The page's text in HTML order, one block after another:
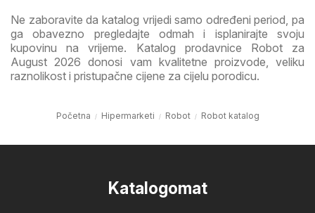
Ne zaboravite da katalog vrijedi samo određeni period, pa
ga obavezno pregledajte odmah i isplanirajte svoju
kupovinu na vrijeme. Katalog prodavnice Robot za
August 2026 donosi vam kvalitetne proizvode, veliku
raznolikost i pristupačne cijene za cijelu porodicu.
Početna Hipermarketi Robot Robot katalog
Katalogomat